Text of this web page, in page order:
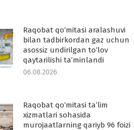
Raqobat qo‘mitasi aralashuvi
bilan tadbirkordan gaz uchun
asossiz undirilgan to‘lov
qaytarilishi ta’minlandi
06.08.2026
Raqobat qo‘mitasi ta’lim
xizmatlari sohasida
murojaatlarning qariyb 96 foizi